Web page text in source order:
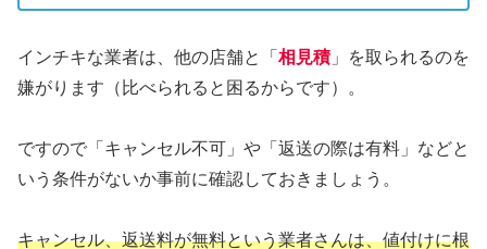
インチキな業者は、他の店舗と「 相見積」を取られるのを
嫌がります（比べられると困るからです）。
ですので「キャンセル不可」や「返送の際は有料」などと
いう条件がないか事前に確認しておきましょう。
キャンセル、返送料が無料という業者さんは、値付けに根